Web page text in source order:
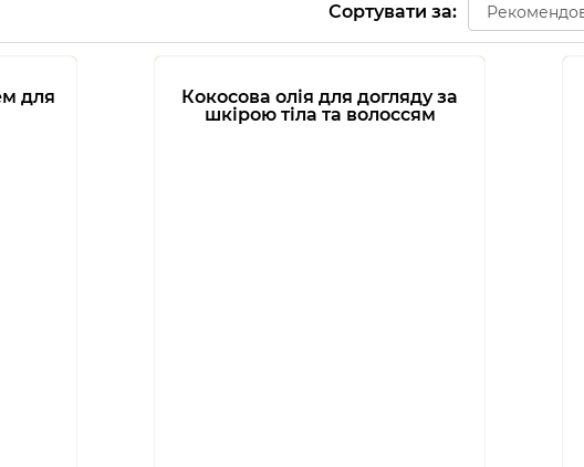
Сортувати за:
для
Кокосова олія для догляду за
шкірою тіла та волоссям